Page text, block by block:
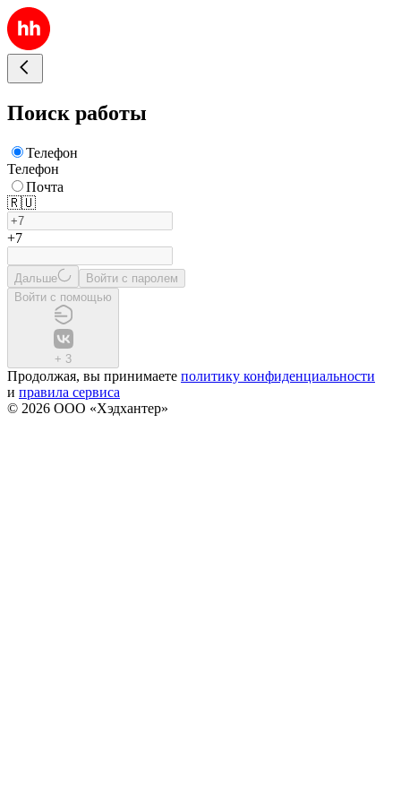
Поиск работы
Телефон
Телефон
Почта
🇷🇺
+7
Дальше
Войти с паролем
Войти с помощью
+ 3
Продолжая, вы принимаете политику конфиденциальности
и правила сервиса
© 2026 ООО «Хэдхантер»